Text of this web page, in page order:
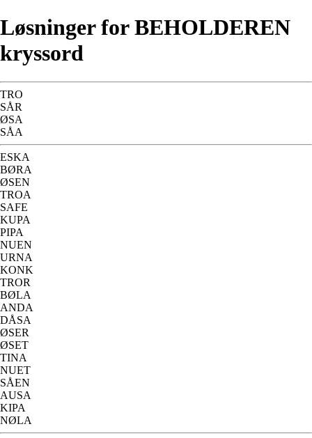
Løsninger for BEHOLDEREN
kryssord
TRO
SÅR
ØSA
SÅA
ESKA
BØRA
ØSEN
TROA
SAFE
KUPA
PIPA
NUEN
URNA
KONK
TROR
BØLA
ANDA
DÅSA
ØSER
ØSET
TINA
NUET
SÅEN
AUSA
KIPA
NØLA